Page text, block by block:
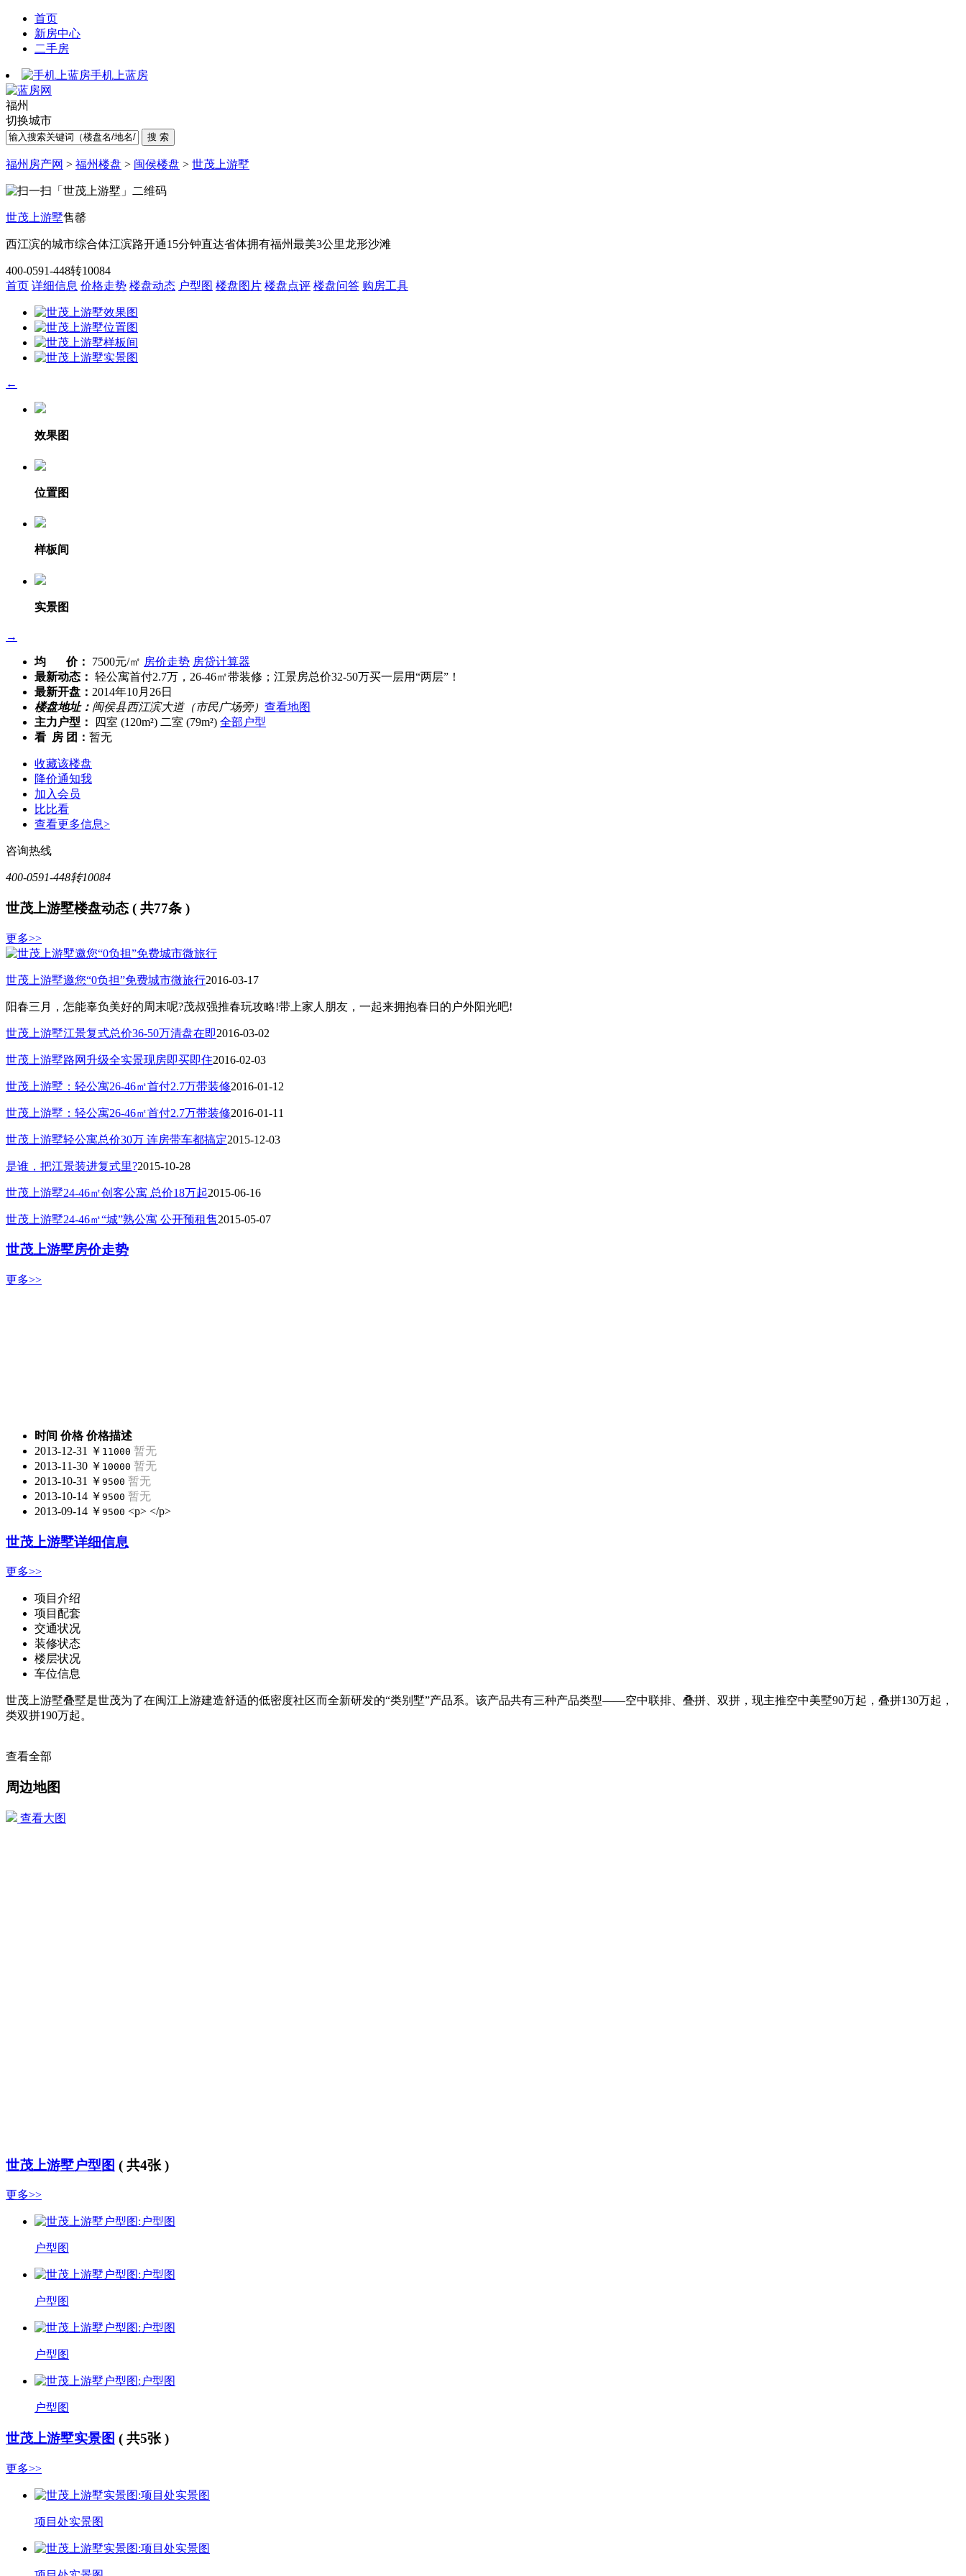
首页
新房中心
二手房
手机上蓝房
福州
切换城市
福州房产网 > 福州楼盘 > 闽侯楼盘 > 世茂上游墅
世茂上游墅售罄
西江滨的城市综合体江滨路开通15分钟直达省体拥有福州最美3公里龙形沙滩
400-0591-448转10084
首页 详细信息 价格走势 楼盘动态 户型图 楼盘图片 楼盘点评 楼盘问答 购房工具
←
效果图
位置图
样板间
实景图
→
均 价： 7500元/㎡ 房价走势 房贷计算器
最新动态： 轻公寓首付2.7万，26-46㎡带装修；江景房总价32-50万买一层用“两层”！
最新开盘： 2014年10月26日
楼盘地址： 闽侯县西江滨大道（市民广场旁） 查看地图
主力户型：
四室 (120m²) 二室 (79m²) 全部户型
看 房 团： 暂无
收藏该楼盘
降价通知我
加入会员
比比看
查看更多信息>
咨询热线
400-0591-448转10084
世茂上游墅楼盘动态 ( 共77条 )
更多>>
世茂上游墅邀您“0负担”免费城市微旅行2016-03-17
阳春三月，怎能辜负美好的周末呢?茂叔强推春玩攻略!带上家人朋友，一起来拥抱春日的户外阳光吧!
世茂上游墅江景复式总价36-50万清盘在即2016-03-02
世茂上游墅路网升级全实景现房即买即住2016-02-03
世茂上游墅：轻公寓26-46㎡首付2.7万带装修2016-01-12
世茂上游墅：轻公寓26-46㎡首付2.7万带装修2016-01-11
世茂上游墅轻公寓总价30万 连房带车都搞定2015-12-03
是谁，把江景装进复式里?2015-10-28
世茂上游墅24-46㎡创客公寓 总价18万起2015-06-16
世茂上游墅24-46㎡“城”熟公寓 公开预租售2015-05-07
世茂上游墅房价走势
更多>>
时间 价格 价格描述
2013-12-31
￥ 11000 暂无
2013-11-30 ￥ 10000 暂无
2013-10-31
￥ 9500 暂无
2013-10-14 ￥ 9500 暂无
2013-09-14 ￥ 9500 <p> </p>
世茂上游墅详细信息
更多>>
项目介绍
项目配套
交通状况
装修状态
楼层状况
车位信息
世茂上游墅叠墅是世茂为了在闽江上游建造舒适的低密度社区而全新研发的“类别墅”产品系。该产品共有三种产品类型——空中联排、叠拼、双拼，现主推空中美墅90万起，叠拼130万起，
类双拼190万起。
查看全部
周边地图
查看大图
世茂上游墅户型图 ( 共4张 )
更多>>
户型图
户型图
户型图
户型图
世茂上游墅实景图 ( 共5张 )
更多>>
项目处实景图